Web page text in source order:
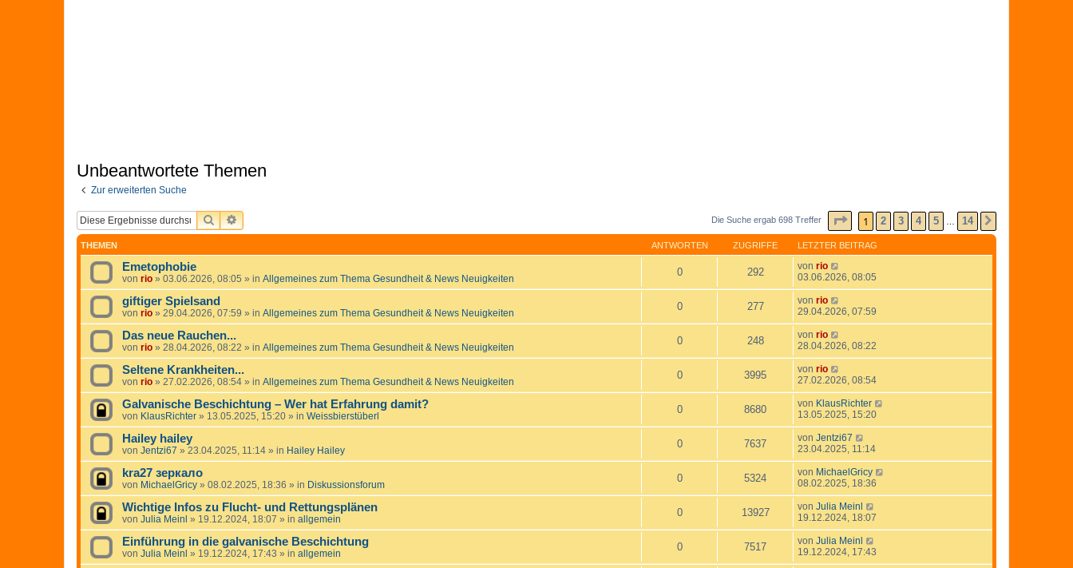
Unbeantwortete Themen
Zur erweiterten Suche
SUCHEERWEITERTE SUCHE Die Suche ergab 698 Treffer SEITE1 VON14
1 2 3 4 5 14
THEMEN ANTWORTEN ZUGRIFFE LETZTER BEITRAG
Emetophobie
von rio » 03.06.2026, 08:05 » in Allgemeines zum Thema Gesundheit & News Neuigkeiten
0 292 von rio
03.06.2026, 08:05
giftiger Spielsand
von rio » 29.04.2026, 07:59 » in Allgemeines zum Thema Gesundheit & News Neuigkeiten
0 277 von rio
29.04.2026, 07:59
Das neue Rauchen...
von rio » 28.04.2026, 08:22 » in Allgemeines zum Thema Gesundheit & News Neuigkeiten
0 248 von rio
28.04.2026, 08:22
Seltene Krankheiten...
von rio » 27.02.2026, 08:54 » in Allgemeines zum Thema Gesundheit & News Neuigkeiten
0 3995 von rio
27.02.2026, 08:54
Galvanische Beschichtung – Wer hat Erfahrung damit?
von KlausRichter » 13.05.2025, 15:20 » in Weissbierstüberl
0 8680 von KlausRichter
13.05.2025, 15:20
Hailey hailey
von Jentzi67 » 23.04.2025, 11:14 » in Hailey Hailey
0 7637 von Jentzi67
23.04.2025, 11:14
kra27 зеркало
von MichaelGricy » 08.02.2025, 18:36 » in Diskussionsforum
0 5324 von MichaelGricy
08.02.2025, 18:36
Wichtige Infos zu Flucht- und Rettungsplänen
von Julia Meinl » 19.12.2024, 18:07 » in allgemein
0 13927 von Julia Meinl
19.12.2024, 18:07
Einführung in die galvanische Beschichtung
von Julia Meinl » 19.12.2024, 17:43 » in allgemein
0 7517 von Julia Meinl
19.12.2024, 17:43